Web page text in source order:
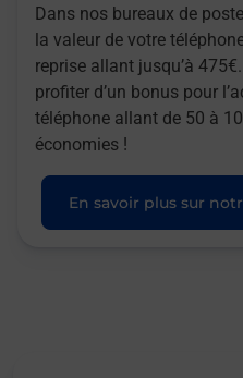
Dans nos bureaux de
la valeur de votre
reprise allant jusqu’à
profiter d’un bonus pour
téléphone allant de 50 à
économies !
En savoir plus sur